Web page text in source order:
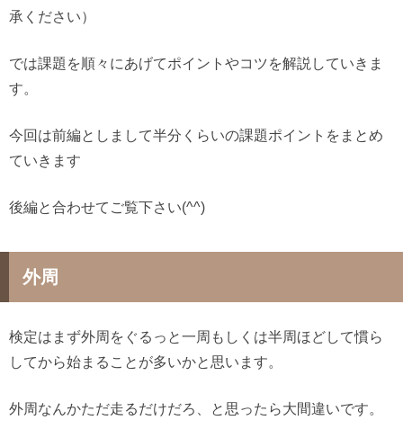
承ください）
では課題を順々にあげてポイントやコツを解説していきま
す。
今回は前編としまして半分くらいの課題ポイントをまとめ
ていきます
後編と合わせてご覧下さい(^^)
外周
検定はまず外周をぐるっと一周もしくは半周ほどして慣ら
してから始まることが多いかと思います。
外周なんかただ走るだけだろ、と思ったら大間違いです。